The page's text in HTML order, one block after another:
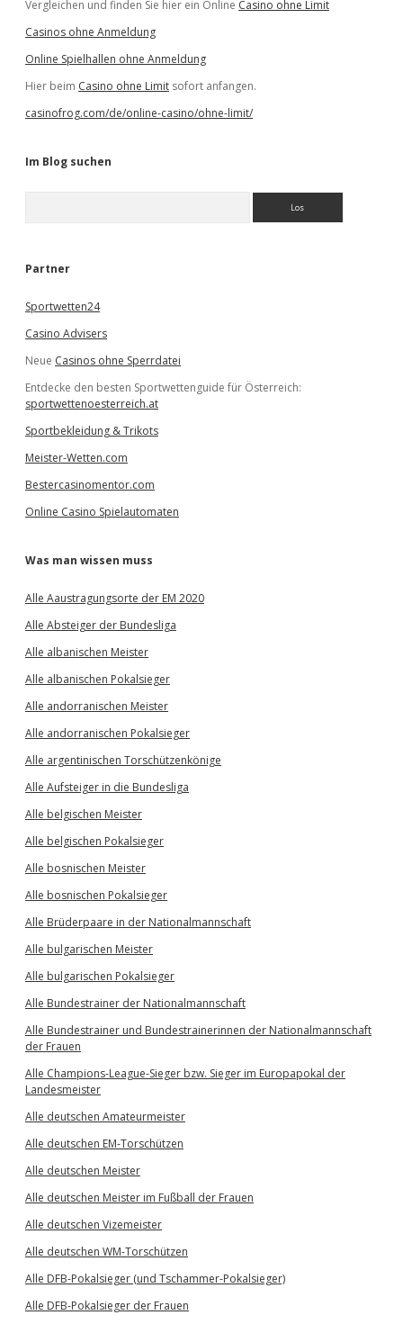
Vergleichen und finden Sie hier ein Online Casino ohne Limit
Casinos ohne Anmeldung
Online Spielhallen ohne Anmeldung
Hier beim Casino ohne Limit sofort anfangen.
casinofrog.com/de/online-casino/ohne-limit/
Im Blog suchen
e
Partner
Sportwetten24
Casino Advisers
Neue Casinos ohne Sperrdatei
Entdecke den besten Sportwettenguide für Österreich:
sportwettenoesterreich.at
Sportbekleidung & Trikots
Meister-Wetten.com
Bestercasinomentor.com
Online Casino Spielautomaten
Was man wissen muss
Alle Aaustragungsorte der EM 2020
Alle Absteiger der Bundesliga
Alle albanischen Meister
Alle albanischen Pokalsieger
Alle andorranischen Meister
Alle andorranischen Pokalsieger
Alle argentinischen Torschützenkönige
Alle Aufsteiger in die Bundesliga
Alle belgischen Meister
Alle belgischen Pokalsieger
Alle bosnischen Meister
Alle bosnischen Pokalsieger
Alle Brüderpaare in der Nationalmannschaft
Alle bulgarischen Meister
Alle bulgarischen Pokalsieger
Alle Bundestrainer der Nationalmannschaft
Alle Bundestrainer und Bundestrainerinnen der Nationalmannschaft
der Frauen
Alle Champions-League-Sieger bzw. Sieger im Europapokal der
Landesmeister
Alle deutschen Amateurmeister
Alle deutschen EM-Torschützen
Alle deutschen Meister
Alle deutschen Meister im Fußball der Frauen
Alle deutschen Vizemeister
Alle deutschen WM-Torschützen
Alle DFB-Pokalsieger (und Tschammer-Pokalsieger)
Alle DFB-Pokalsieger der Frauen